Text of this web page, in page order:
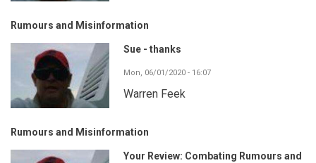
Rumours and Misinformation
Sue - thanks
Mon, 06/01/2020 - 16:07
Warren Feek
Rumours and Misinformation
Your Review: Combating Rumours and